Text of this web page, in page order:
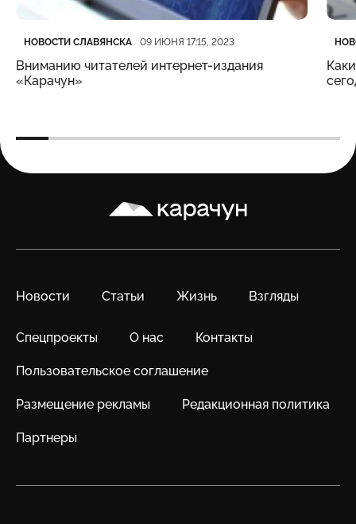
Категория
НОВОСТИ СЛАВЯНСКА
Дата публикации 09 ИЮНЯ 17:15, 2023
Вниманию читателей интернет-издания
«Карачун»
Карачун
Новости Статьи Жизнь Взгляды
Спецпроекты О нас Контакты
Пользовательское соглашение
Размещение рекламы Редакционная политика
Партнеры